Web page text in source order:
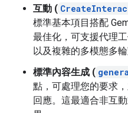
互動 (
標準基本項目搭配
最佳化，可支援代理
以及複雜的多模態多輪
標準內容生成 (
點，可處理您的要求
回應。這最適合非互